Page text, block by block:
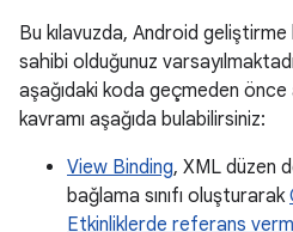
Bu kılavuzda, Android
sahibi olduğunuz
aşağıdaki koda geçmeden
kavramı aşağıda bulabilirsiniz:
View Binding, XML düzen
bağlama sınıfı oluşturarak
Etkinliklerde referans